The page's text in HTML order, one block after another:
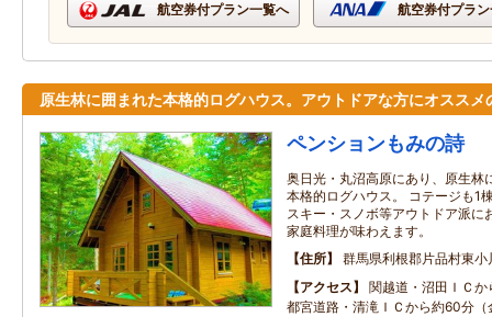
航空券付プラン一覧へ 航空券付プラ
原生林に囲まれた本格的ログハウス。アウトドアな方にオススメ
ペンションもみの詩
奥日光・丸沼高原にあり、原生林
本格的ログハウス。 コテージも1
スキー・スノボ等アウトドア派に
家庭料理が味わえます。
住所
群馬県利根郡片品村東
アクセス
関越道・沼田ＩＣ
都宮道路・清滝ＩＣから約60分（